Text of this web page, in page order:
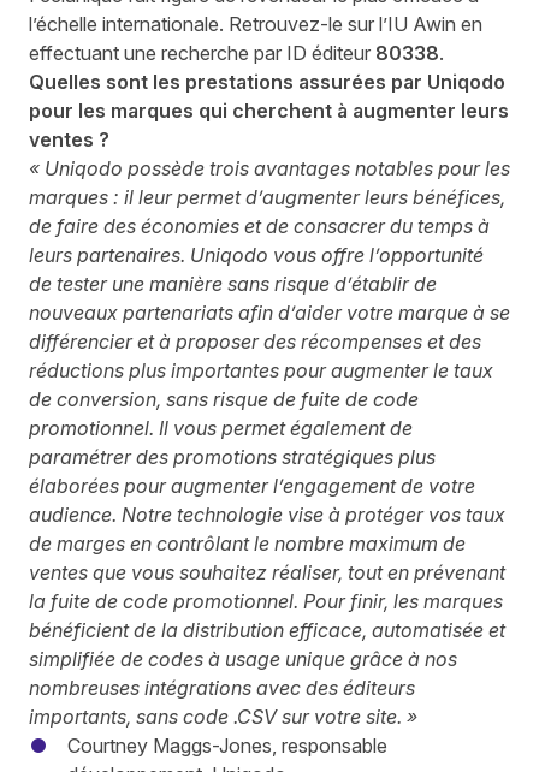
l’échelle internationale. Retrouvez-le sur l’IU Awin en
effectuant une recherche par ID éditeur 80338.
Quelles sont les prestations assurées par Uniqodo
pour les marques qui cherchent à augmenter leurs
ventes ?
« Uniqodo possède trois avantages notables pour les
marques : il leur permet d’augmenter leurs bénéfices,
de faire des économies et de consacrer du temps à
leurs partenaires. Uniqodo vous offre l’opportunité
de tester une manière sans risque d’établir de
nouveaux partenariats afin d’aider votre marque à se
différencier et à proposer des récompenses et des
réductions plus importantes pour augmenter le taux
de conversion, sans risque de fuite de code
promotionnel. Il vous permet également de
paramétrer des promotions stratégiques plus
élaborées pour augmenter l’engagement de votre
audience. Notre technologie vise à protéger vos taux
de marges en contrôlant le nombre maximum de
ventes que vous souhaitez réaliser, tout en prévenant
la fuite de code promotionnel. Pour finir, les marques
bénéficient de la distribution efficace, automatisée et
simplifiée de codes à usage unique grâce à nos
nombreuses intégrations avec des éditeurs
importants, sans code .CSV sur votre site. »
Courtney Maggs-Jones, responsable